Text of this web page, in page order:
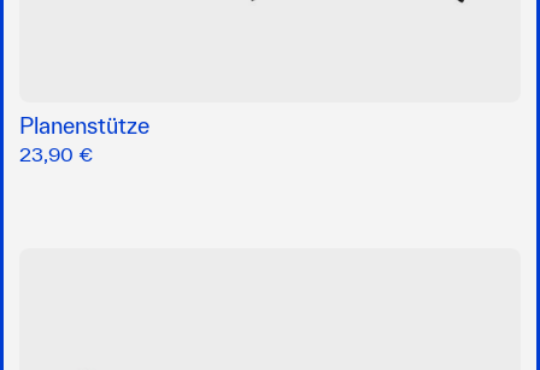
Planenstütze
23,90 €